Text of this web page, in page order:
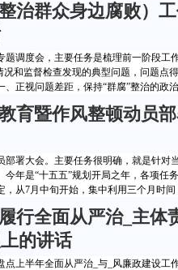
治群众身边腐败）
题调度会，主要任务是梳理前一阶段工
况和监督检查发现的典型问题，问题点
正视问题差距，保持“群腐”整治的政
育暨作风整顿动员
部署大会。主要任务很明确，就是针对
年是“十五五”规划开局之年，各项任
从7月中旬开始，集中利用三个月时
行全面从严治_主体
的讲话
上半年全面从严治_与_风廉政建设工